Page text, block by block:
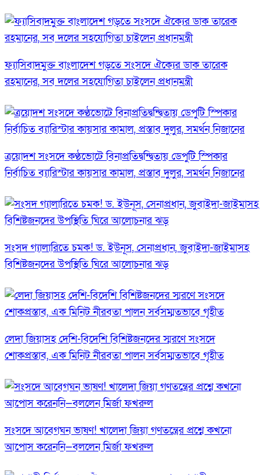
ফ্যাসিবাদমুক্ত বাংলাদেশ গড়তে সংসদে ঐক্যের ডাক তারেক
রহমানের, সব দলের সহযোগিতা চাইলেন প্রধানমন্ত্রী
ত্রয়োদশ সংসদে কণ্ঠভোটে বিনাপ্রতিদ্বন্দ্বিতায় ডেপুটি স্পিকার
নির্বাচিত ব্যারিস্টার কায়সার কামাল, প্রস্তাব দুলুর, সমর্থন নিজানের
সংসদ গ্যালারিতে চমক! ড. ইউনূস, সেনাপ্রধান, জুবাইদা-জাইমাসহ
বিশিষ্টজনদের উপস্থিতি ঘিরে আলোচনার ঝড়
লেদা জিয়াসহ দেশি-বিদেশি বিশিষ্টজনদের স্মরণে সংসদে
শোকপ্রস্তাব, এক মিনিট নীরবতা পালন সর্বসম্মতভাবে গৃহীত
সংসদে আবেগঘন ভাষণ! খালেদা জিয়া গণতন্ত্রের প্রশ্নে কখনো
আপোস করেননি—বললেন মির্জা ফখরুল